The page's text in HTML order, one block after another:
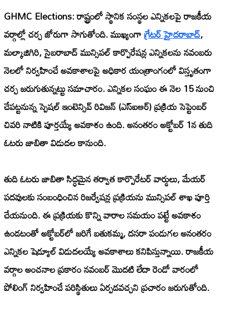
GHMC Elections:రాష్ట్రంలో స్థానిక సంస్థల ఎన్నికలపై రాజకీయ
వర్గాల్లో చర్చ జోరుగా సాగుతోంది. ముఖ్యంగాగ్రేటర్ హైదరాబాద్,
మల్కాజిగిరి, సైబరాబాద్ మున్సిపల్ కార్పొరేషన్ల ఎన్నికలను నవంబరు
నెలలో నిర్వహించే అవకాశాలపై అధికార యంత్రాంగంలో విస్తృతంగా
చర్చ జరుగుతున్నట్టు సమాచారం. ఎన్నికల సంఘం ఈ నెల 15 నుంచి
చేపట్టనున్న స్పెషల్ ఇంటెన్సివ్ రివిజన్ (ఎస్‌ఐఆర్) ప్రక్రియ సెప్టెంబర్
చివరి నాటికి పూర్తయ్యే అవకాశం ఉంది. అనంతరం అక్టోబర్ 1న తుది
ఓటరు జాబితా విడుదల కానుంది.
తుది ఓటరు జాబితా సిద్ధమైన తర్వాత కార్పొరేటర్ వార్డులు, మేయర్
పదవులకు సంబంధించిన రిజర్వేషన్ల ప్రక్రియను మున్సిపల్ శాఖ పూర్తి
చేయనుంది. ఈ ప్రక్రియకు కొన్ని వారాల సమయం పట్టే అవకాశం
ఉండటంతో అక్టోబర్‌లో జరిగే బతుకమ్మ, దసరా పండుగల అనంతరం
ఎన్నికల షెడ్యూల్ విడుదలయ్యే అవకాశాలు కనిపిస్తున్నాయి. రాజకీయ
వర్గాల అంచనాల ప్రకారం నవంబర్ మొదటి లేదా రెండో వారంలో
పోలింగ్ నిర్వహించే పరిస్థితులు ఏర్పడవచ్చని ప్రచారం జరుగుతోంది.